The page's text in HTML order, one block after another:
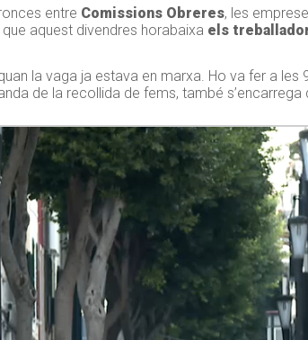
entre Comissions Obreres, les
aquest divendres horabaixa els
la vaga ja estava en marxa. Ho va fer a les
de la recollida de fems, també s’encarrega